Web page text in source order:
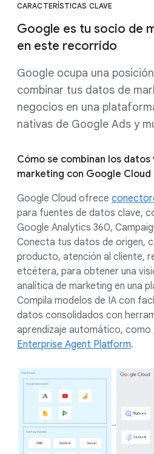
CARACTERÍSTICAS CLAVE
Google es tu socio de
en este recorrido
Google ocupa una
combinar tus datos de
negocios en una
nativas de Google Ads y
Cómo se combinan los
marketing con Google Cloud
Google Cloud ofrece
para fuentes de datos clave,
Google Analytics 360,
Conecta tus datos de origen,
producto, atención al cliente,
etcétera, para obtener una
analítica de marketing en una
Compila modelos de IA con
datos consolidados con
aprendizaje automático, como
Enterprise Agent Platform.